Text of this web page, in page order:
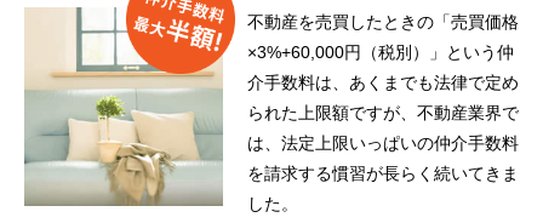
不動産を売買したときの「売買価格
×3%+60,000円（税別）」という仲
介手数料は、あくまでも法律で定め
られた上限額ですが、不動産業界で
は、法定上限いっぱいの仲介手数料
を請求する慣習が長らく続いてきま
した。